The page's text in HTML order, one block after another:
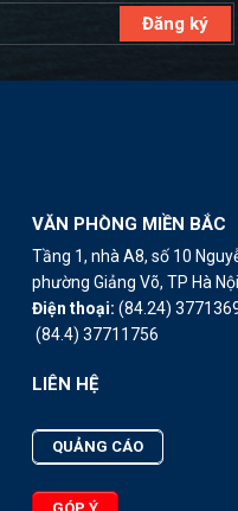
VĂN PHÒNG MIỀN BẮC
Tầng 1, nhà A8, số 10
phường Giảng Võ, TP Hà
Điện thoại:(84.24)
(84.4) 37711756
LIÊN HỆ
QUẢNG CÁO